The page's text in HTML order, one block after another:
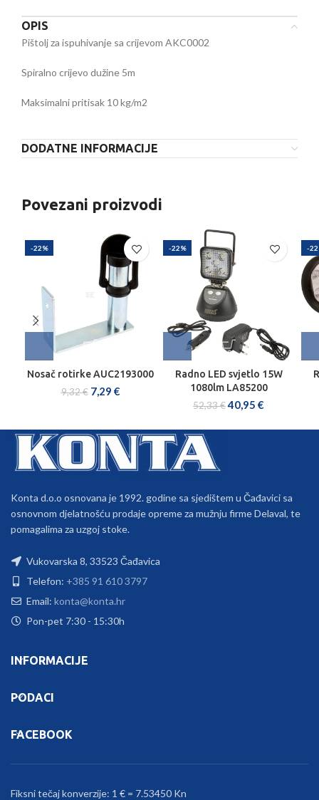
OPIS
Pištolj za ispuhivanje sa crijevom AKC0002
Spiralno crijevo dužine 5m
Maksimalni pritisak 10 kg/m2
DODATNE INFORMACIJE
Povezani proizvodi
-22%
Nosač rotirke AUC2193000
9,32€ 7,29 €
-22%
Radno LED svjetlo 15W
1080lm LA85200
52,33€40,95 €
-
Konta d.o.o osnovana je 1992. godine sa sjedištem u Čađavici sa
osnovnom djelatnošću prodaje opreme za mužnju firme Delaval, te
pomagalima za uzgoj stoke.
Vukovarska 8, 33523 Čađavica
Telefon: +385 91 610 3797
Email: konta@konta.hr
Pon-pet 7:30 - 15:30h
INFORMACIJE
PODACI
FACEBOOK
Fiksni tečaj konverzije: 1 € = 7.53450 Kn